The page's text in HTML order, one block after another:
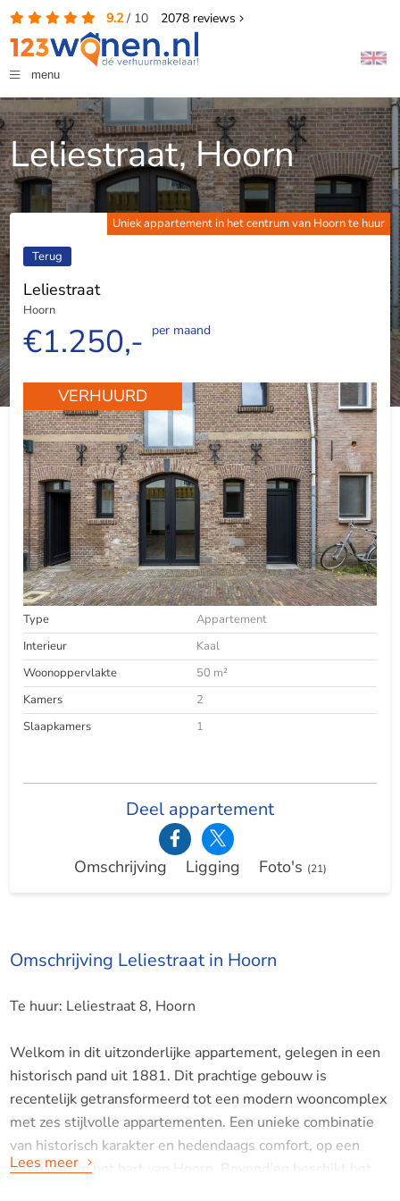
9.2/ 10 2078reviews
menu
Leliestraat, Hoorn
Uniek appartement in het centrum van Hoorn te huur
Terug
Leliestraat
Hoorn
€1.250,- per maand
VERHUURD
Type
Appartement
Interieur
Kaal
Woonoppervlakte
50 m²
Kamers
2
Slaapkamers
1
Deel appartement
Omschrijving Ligging Foto's (21)
Omschrijving Leliestraat in Hoorn
Te huur: Leliestraat 8, Hoorn
Welkom in dit uitzonderlijke appartement, gelegen in een
historisch pand uit 1881. Dit prachtige gebouw is
recentelijk getransformeerd tot een modern wooncomplex
met zes stijlvolle appartementen. Een unieke combinatie
van historisch karakter en hedendaags comfort, op een
toplocatie in het hart van Hoorn. Bovendien beschikt het
Lees meer